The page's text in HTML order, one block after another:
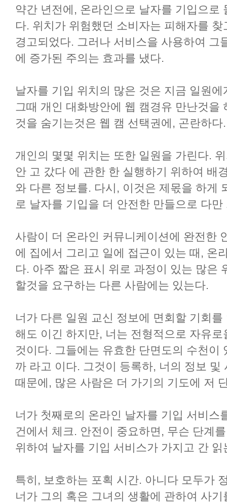
약간 년전에, 온라인으로 날자를 기입으로
다. 위치가 위험했던 소비자는 피해자를
경고되었다. 그러나 서비스을 사용하여 그
에 증가된 주의는 효과를 냈다.
날자를 기입 위치의 많은 것은 지금 일원
그때 개인 대화방안에 웹 캠경유 만난것을
것을 숨기는것은 웹 캠 선택권에, 곤란하다.
개인의 몇몇 위치는 또한 일원을 가린다.
안 고 갔다 에 관한 한 실행하기 위하여 배
와 다른 정보를. 다시, 이것은 제몫을 하게
로 날자를 기입을 더 안전한 만들으로 다만
사람이 더 온라인 커뮤니케이션에 완전한
에 집에서 그리고 일에 접근이 있는 때, 온
다. 아주 짧은 표시 위로 과정이 있는 많은
할것을 요구하는 다른 사람에는 있는다.
너가 다른 일원 교신 정보에 면회할 기회
해도 이긴 하지만, 너는 전형적으로 자유
것이다. 그들에는 유효한 단면도의 수천이
까 라고 이다. 그것이 등록하, 너의 정보
때문에, 많은 사람은 더 가기의 기도에 저
너가 첫째로의 온라인 날자를 기입 서비스
건에서 체크. 안전이 중요하면, 무슨 단계
위하여 날자를 기입 서비스가 가지고 간
특히, 보호하는 포획 시간. 아니다 모두가
너가 그의 혹은 그녀의 생활에 관하여 사